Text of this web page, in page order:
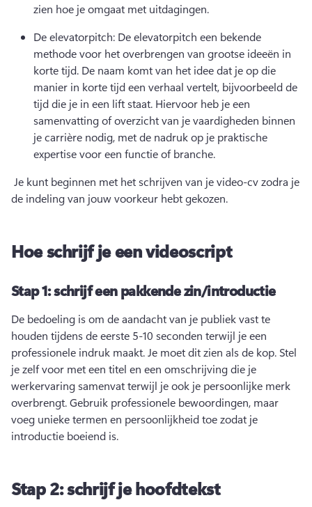
zien hoe je omgaat met uitdagingen.
De elevatorpitch: De elevatorpitch een bekende
methode voor het overbrengen van grootse ideeën in
korte tijd. De naam komt van het idee dat je op die
manier in korte tijd een verhaal vertelt, bijvoorbeeld de
tijd die je in een lift staat. Hiervoor heb je een
samenvatting of overzicht van je vaardigheden binnen
je carrière nodig, met de nadruk op je praktische
expertise voor een functie of branche.
de indeling van jouw voorkeur hebt gekozen.
Hoe schrijf je een videoscript
Stap 1: schrijf een pakkende zin/introductie
De bedoeling is om de aandacht van je publiek vast te
houden tijdens de eerste 5-10 seconden terwijl je een
professionele indruk maakt. Je moet dit zien als de kop. Stel
je zelf voor met een titel en een omschrijving die je
werkervaring samenvat terwijl je ook je persoonlijke merk
overbrengt. Gebruik professionele bewoordingen, maar
voeg unieke termen en persoonlijkheid toe zodat je
introductie boeiend is.
Stap 2: schrijf je hoofdtekst